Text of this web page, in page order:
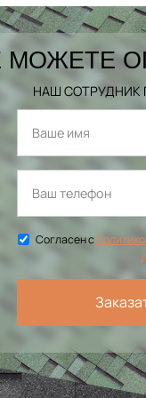
МОЖЕТЕ
НАШ СОТРУДНИК
Согласен с